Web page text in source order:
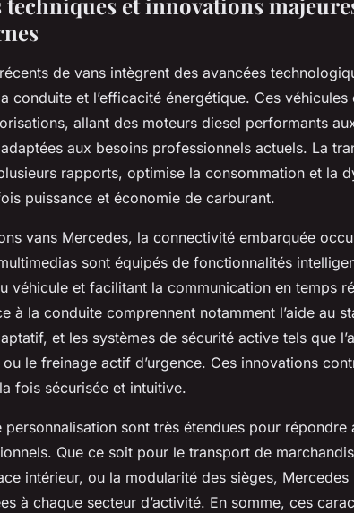
de vans intègrent des avancées
conduite et l’efficacité énergétique. Ces véhicules
allant des moteurs diesel performants
aux besoins professionnels actuels. La
rapports, optimise la consommation et la
puissance et économie de carburant.
vans Mercedes, la connectivité embarquée
sont équipés de fonctionnalités
véhicule et facilitant la communication en temps
à la conduite comprennent notamment l’aide au
et les systèmes de sécurité active tels que
le freinage actif d’urgence. Ces innovations
fois sécurisée et intuitive.
sont très étendues pour répondre
Que ce soit pour le transport de
intérieur, ou la modularité des sièges,
à chaque secteur d’activité. En somme, ces